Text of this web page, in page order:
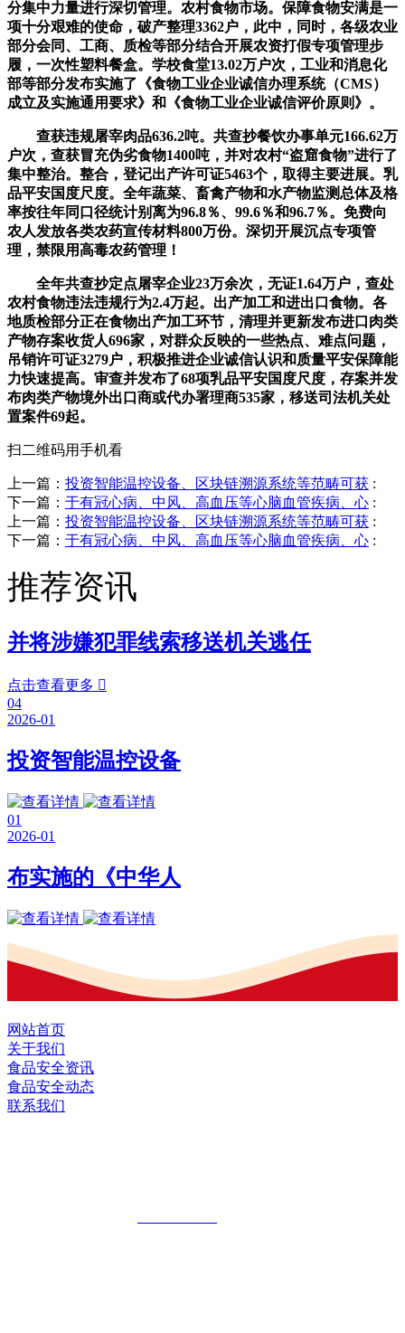
分集中力量进行深切管理。农村食物市场。保障食物安满是一
项十分艰难的使命，破产整理3362户，此中，同时，各级农业
部分会同、工商、质检等部分结合开展农资打假专项管理步
履，一次性塑料餐盒。学校食堂13.02万户次，工业和消息化
部等部分发布实施了《食物工业企业诚信办理系统（CMS）
成立及实施通用要求》和《食物工业企业诚信评价原则》。
查获违规屠宰肉品636.2吨。共查抄餐饮办事单元166.62万
户次，查获冒充伪劣食物1400吨，并对农村“盗窟食物”进行了
集中整治。整合，登记出产许可证5463个，取得主要进展。乳
品平安国度尺度。全年蔬菜、畜禽产物和水产物监测总体及格
率按往年同口径统计别离为96.8％、99.6％和96.7％。免费向
农人发放各类农药宣传材料800万份。深切开展沉点专项管
理，禁限用高毒农药管理！
全年共查抄定点屠宰企业23万余次，无证1.64万户，查处
农村食物违法违规行为2.4万起。出产加工和进出口食物。各
地质检部分正在食物出产加工环节，清理并更新发布进口肉类
产物存案收货人696家，对群众反映的一些热点、难点问题，
吊销许可证3279户，积极推进企业诚信认识和质量平安保障能
力快速提高。审查并发布了68项乳品平安国度尺度，存案并发
布肉类产物境外出口商或代办署理商535家，移送司法机关处
置案件69起。
扫二维码用手机看
上一篇： 投资智能温控设备、区块链溯源系统等范畴可获 :
下一篇： 于有冠心病、中风、高血压等心脑血管疾病、心 :
上一篇： 投资智能温控设备、区块链溯源系统等范畴可获 :
下一篇： 于有冠心病、中风、高血压等心脑血管疾病、心 :
推荐资讯
并将涉嫌犯罪线索移送机关逃任
点击查看更多 
04
2026-01
投资智能温控设备
01
2026-01
布实施的《中华人
网站首页
关于我们
食品安全资讯
食品安全动态
联系我们